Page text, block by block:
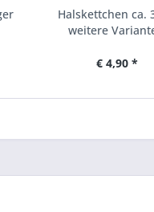
Halskettchen ca.
weitere
€ 4,90 *